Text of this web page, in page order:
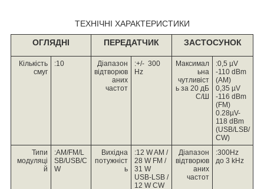
ТЕХНІЧНІ ХАРАКТЕРИСТИКИ
ОГЛЯДНІ
ПЕРЕДАТЧИК ЗАСТОСУНОК
Кількість
смуг
:10
Діапазон
відтворюв
аних
частот
:+/- 300
Hz
Максимал
ьна
чутливіст
ь за 20 дБ
С/Ш
:0,5 µV
-110 dBm
(AM)
0,35 µV
-116 dBm
(FM)
0.28µV-
118 dBm
(USB/LSB/
CW)
Типи
модуляці
й
:AM/FM/L
SB/USB/C
W
Вихідна
потужніст
ь
:12 W AM /
28 W FM /
31 W
USB-LSB /
12 W CW
Діапазон
відтворюв
аних
частот
:300Hz
до 3 kHz